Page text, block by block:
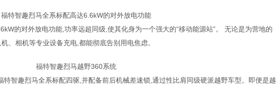
福特智趣烈马全系标配高达6.6kW的对外放电功能
的对外放电功能,功率远超同级,使其化身为一个强大的“移动能源站”。 无论是为营地的
、相机等专业设备充电,都能彻底告别用电焦虑。
福特智趣烈马越野360系统
特智趣烈马全系标配四驱,并配备前后机械差速锁,通过性比肩同级硬派越野车型。即便是越